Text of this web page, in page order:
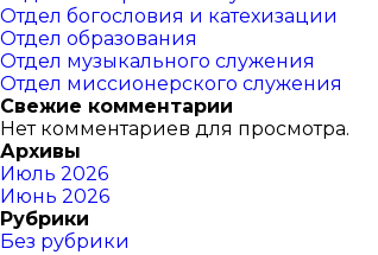
Отдел богословия и катехизации
Отдел образования
Отдел музыкального служения
Отдел миссионерского служения
Свежие комментарии
Нет комментариев для просмотра.
Архивы
Июль 2026
Июнь 2026
Рубрики
Без рубрики